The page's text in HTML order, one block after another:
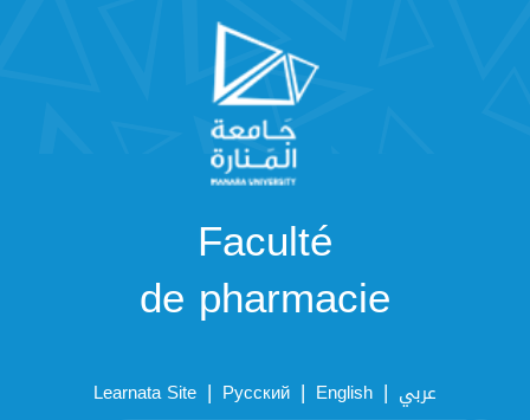
Faculté
de pharmacie
Learnata Site | Русский | English | عربي